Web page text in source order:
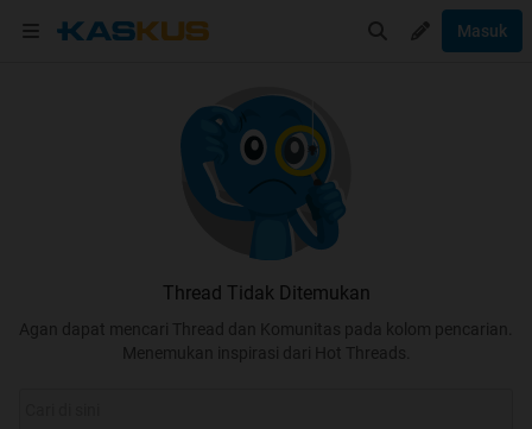
Masuk
Thread Tidak Ditemukan
Agan dapat mencari Thread dan Komunitas pada kolom pencarian.
Menemukan inspirasi dari Hot Threads.